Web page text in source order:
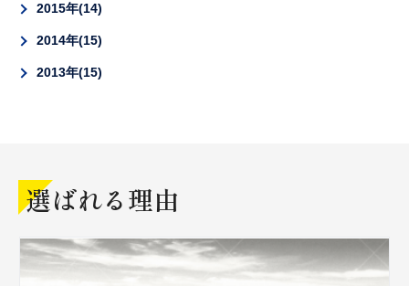
2015年 14
2014年 15
2013年 15
選ばれる理由